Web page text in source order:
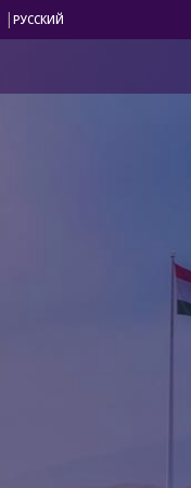
| РУССКИЙ